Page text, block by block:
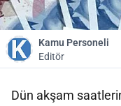
Kamu Personeli
Editör
Dün akşam